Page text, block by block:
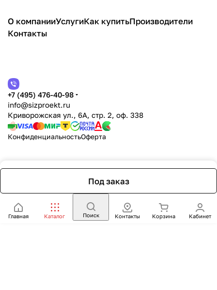
Под заказ
Главная Каталог Поиск Контакты Корзина Кабинет
О компанииУслугиКак купитьПроизводители
Контакты
+7 (495) 476-40-98
info@sizproekt.ru
Криворожская ул., 6А, стр. 2, оф. 338
КонфиденциальностьОферта